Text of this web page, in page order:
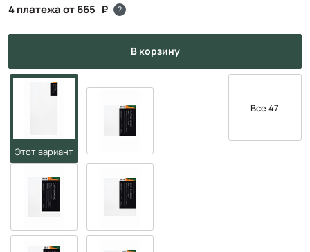
4 платежа от 665 ?
в корзину
Все 47